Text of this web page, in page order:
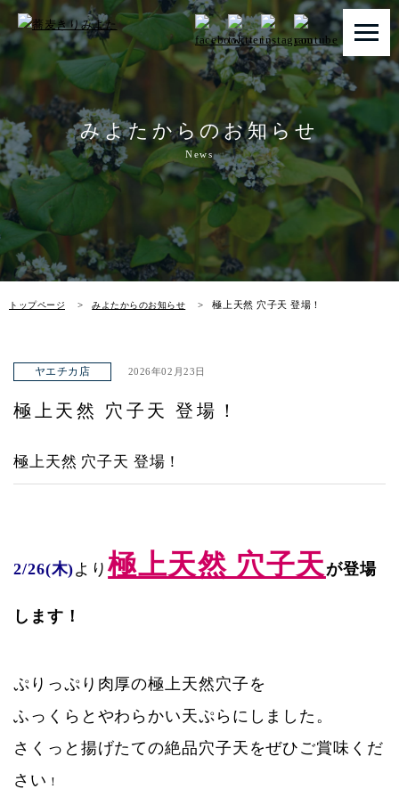
みよたからのお知らせ
News
トップページ みよたからのお知らせ 極上天然 穴子天 登場！
トップページ
みよたとは
みよたのこだわり
畑だより
メニュー
メニュー 一覧
青山本店
与野店
お知らせ
ヤエチカ店 2026年02月23日
極上天然 穴子天 登場！
極上天然 穴子天 登場！
2/26(木)より極上天然 穴子天 が登場
します！
ぷりっぷり肉厚の極上天然穴子を
ふっくらとやわらかい天ぷらにしました。
さくっと揚げたての絶品穴子天をぜひご賞味くだ
さい ！